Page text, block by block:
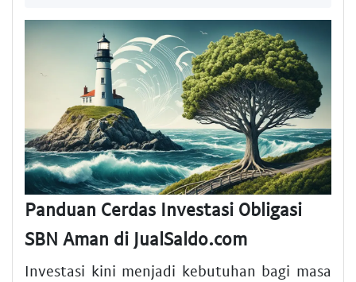
Panduan Cerdas Investasi Obligasi
SBN Aman di JualSaldo.com
Investasi kini menjadi kebutuhan bagi masa